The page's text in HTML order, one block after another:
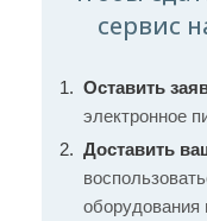
сервис
Оставить
электронное
Доставить